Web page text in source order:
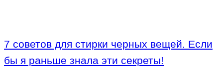
7 советов для стирки черных вещей. Если
бы я раньше знала эти секреты!